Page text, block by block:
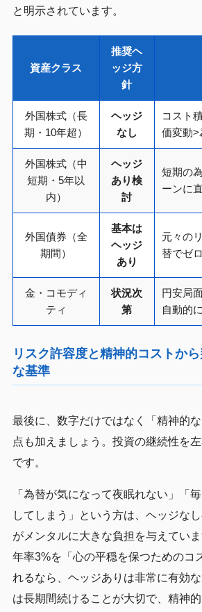
と明示されています。
資産クラス
推奨ヘ
ッジ方
針
外国株式（長
期・10年超）
ヘッジ
なし
コスト
価変動>
外国株式（中
短期・5年以
内）
ヘッジ
あり検
討
短期の
ーンに
外国債券（全
期間）
基本は
ヘッジ
あり
元々の
替でゼ
金・コモディ
ティ
状況次
第
円安局
自動的
リスク許容度と精神的コストか
な基準
最後に、数字だけではなく「精神的
点も加えましょう。投資の継続性を
です。
「為替が気になって夜眠れない」「
してしまう」という方は、ヘッジな
がメンタルに大きな負担を与えてい
年率3%を「心の平穏を保つためのコ
れるなら、ヘッジありは非常に有効
は長期間続けることが大切で、精神